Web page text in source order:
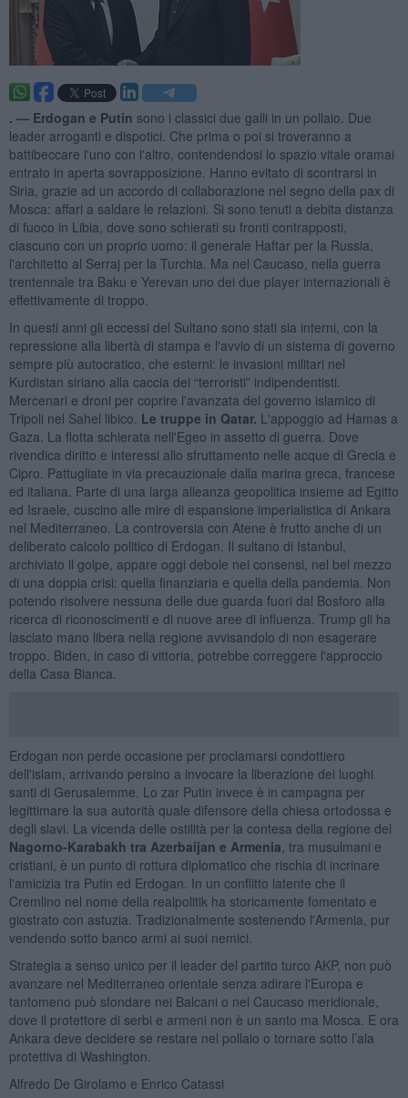
. — Erdogan e Putin sono i classici due galli in un pollaio. Due
leader arroganti e dispotici. Che prima o poi si troveranno a
battibeccare l'uno con l'altro, contendendosi lo spazio vitale oramai
entrato in aperta sovrapposizione. Hanno evitato di scontrarsi in
Siria, grazie ad un accordo di collaborazione nel segno della pax di
Mosca: affari a saldare le relazioni. Si sono tenuti a debita distanza
di fuoco in Libia, dove sono schierati su fronti contrapposti,
ciascuno con un proprio uomo: il generale Haftar per la Russia,
l'architetto al Serraj per la Turchia. Ma nel Caucaso, nella guerra
trentennale tra Baku e Yerevan uno dei due player internazionali è
effettivamente di troppo.
In questi anni gli eccessi del Sultano sono stati sia interni, con la
repressione alla libertà di stampa e l'avvio di un sistema di governo
sempre più autocratico, che esterni: le invasioni militari nel
Kurdistan siriano alla caccia dei “terroristi” indipendentisti.
Mercenari e droni per coprire l'avanzata del governo islamico di
Tripoli nel Sahel libico. Le truppe in Qatar. L'appoggio ad Hamas a
Gaza. La flotta schierata nell'Egeo in assetto di guerra. Dove
rivendica diritto e interessi allo sfruttamento nelle acque di Grecia e
Cipro. Pattugliate in via precauzionale dalla marina greca, francese
ed italiana. Parte di una larga alleanza geopolitica insieme ad Egitto
ed Israele, cuscino alle mire di espansione imperialistica di Ankara
nel Mediterraneo. La controversia con Atene è frutto anche di un
deliberato calcolo politico di Erdogan. Il sultano di Istanbul,
archiviato il golpe, appare oggi debole nei consensi, nel bel mezzo
di una doppia crisi: quella finanziaria e quella della pandemia. Non
potendo risolvere nessuna delle due guarda fuori dal Bosforo alla
ricerca di riconoscimenti e di nuove aree di influenza. Trump gli ha
lasciato mano libera nella regione avvisandolo di non esagerare
troppo. Biden, in caso di vittoria, potrebbe correggere l'approccio
della Casa Bianca.
Erdogan non perde occasione per proclamarsi condottiero
dell'islam, arrivando persino a invocare la liberazione dei luoghi
santi di Gerusalemme. Lo zar Putin invece è in campagna per
legittimare la sua autorità quale difensore della chiesa ortodossa e
degli slavi. La vicenda delle ostilità per la contesa della regione del
Nagorno-Karabakh tra Azerbaijan e Armenia , tra musulmani e
cristiani, è un punto di rottura diplomatico che rischia di incrinare
l'amicizia tra Putin ed Erdogan. In un conflitto latente che il
Cremlino nel nome della realpolitik ha storicamente fomentato e
giostrato con astuzia. Tradizionalmente sostenendo l'Armenia, pur
vendendo sotto banco armi ai suoi nemici.
Strategia a senso unico per il leader del partito turco AKP, non può
avanzare nel Mediterraneo orientale senza adirare l'Europa e
tantomeno può sfondare nei Balcani o nel Caucaso meridionale,
dove il protettore di serbi e armeni non è un santo ma Mosca. E ora
Ankara deve decidere se restare nel pollaio o tornare sotto l’ala
protettiva di Washington.
Alfredo De Girolamo e Enrico Catassi